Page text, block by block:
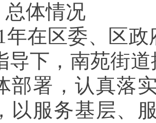
总体情况
年在区委、区
导下，南苑街
部署， 认真落
， 以服务基层、